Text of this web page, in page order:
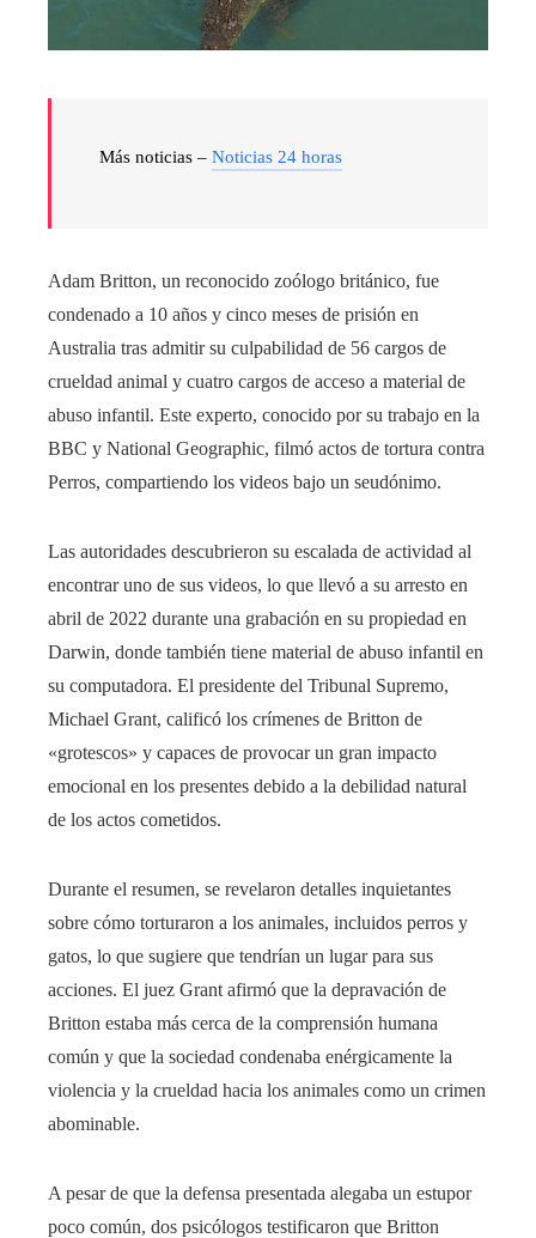
Más noticias – Noticias 24 horas
Adam Britton, un reconocido zoólogo británico, fue
condenado a 10 años y cinco meses de prisión en
Australia tras admitir su culpabilidad de 56 cargos de
crueldad animal y cuatro cargos de acceso a material de
abuso infantil. Este experto, conocido por su trabajo en la
BBC y National Geographic, filmó actos de tortura contra
Perros, compartiendo los videos bajo un seudónimo.
Las autoridades descubrieron su escalada de actividad al
encontrar uno de sus videos, lo que llevó a su arresto en
abril de 2022 durante una grabación en su propiedad en
Darwin, donde también tiene material de abuso infantil en
su computadora. El presidente del Tribunal Supremo,
Michael Grant, calificó los crímenes de Britton de
«grotescos» y capaces de provocar un gran impacto
emocional en los presentes debido a la debilidad natural
de los actos cometidos.
Durante el resumen, se revelaron detalles inquietantes
sobre cómo torturaron a los animales, incluidos perros y
gatos, lo que sugiere que tendrían un lugar para sus
acciones. El juez Grant afirmó que la depravación de
Britton estaba más cerca de la comprensión humana
común y que la sociedad condenaba enérgicamente la
violencia y la crueldad hacia los animales como un crimen
abominable.
A pesar de que la defensa presentada alegaba un estupor
poco común, dos psicólogos testificaron que Britton